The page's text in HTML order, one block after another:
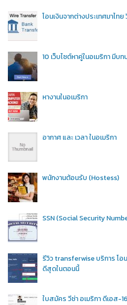
โอนเงินจากต่างประเทศมาไท
10 เว็บไซต์หาคู่ในอเมริกา มีบ
หางานในอเมริกา
อากาศ และ เวลา ในอเมริกา
พนักงานต้อนรับ (Hostess)
SSN (Social Security
รีวิว transferwise บริการ โอ
ดีสุดในตอนนี้
ใบสมัคร วีซ่า อเมริกา ดีเอส-